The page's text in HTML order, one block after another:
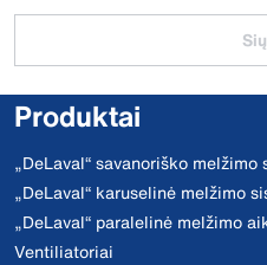
Produktai
„DeLaval“ savanoriško
„DeLaval“ karuselinė melžimo
„DeLaval“ paralelinė melžimo
Ventiliatoriai